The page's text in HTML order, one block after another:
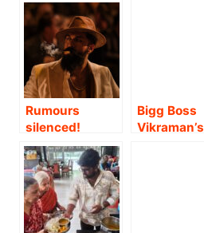
திரைப்பட
வினியோகஸ்தரும்,
தொழில்
அதிபருமான
டத்தோ அப்துல்
மாலிக் புகழ் பெற்று
விளங்கி
வருகிறார்!!
2026
Rumours
silenced!
Rocking Star
Yash’s Toxic: A
Fairy Tale for
Grown-Ups to
hit theatres on
March 19, 2026
Bigg Boss
Vikraman’s